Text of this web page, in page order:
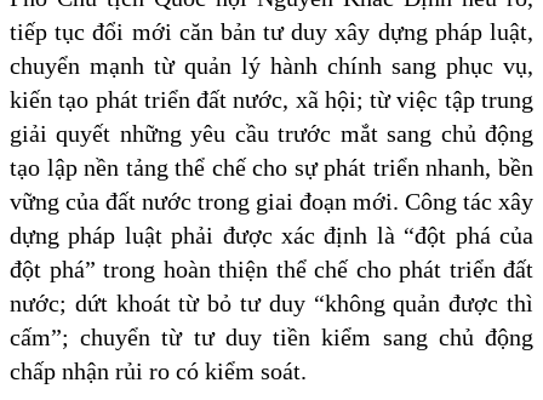
tiếp tục đổi mới căn bản tư duy xây dựng pháp luật,
chuyển mạnh từ quản lý hành chính sang phục vụ,
kiến tạo phát triển đất nước, xã hội; từ việc tập trung
giải quyết những yêu cầu trước mắt sang chủ động
tạo lập nền tảng thể chế cho sự phát triển nhanh, bền
vững của đất nước trong giai đoạn mới. Công tác xây
dựng pháp luật phải được xác định là “đột phá của
đột phá” trong hoàn thiện thể chế cho phát triển đất
nước; dứt khoát từ bỏ tư duy “không quản được thì
cấm”; chuyển từ tư duy tiền kiểm sang chủ động
chấp nhận rủi ro có kiểm soát.